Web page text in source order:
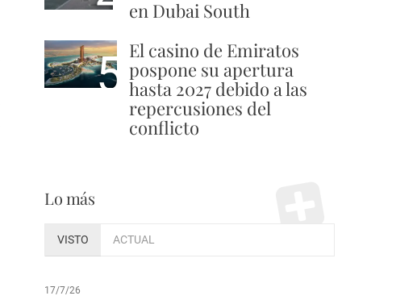
en Dubai South
5 El casino de Emiratos
pospone su apertura
hasta 2027 debido a las
repercusiones del
conflicto
Lo más
VISTO ACTUAL
17/7/26